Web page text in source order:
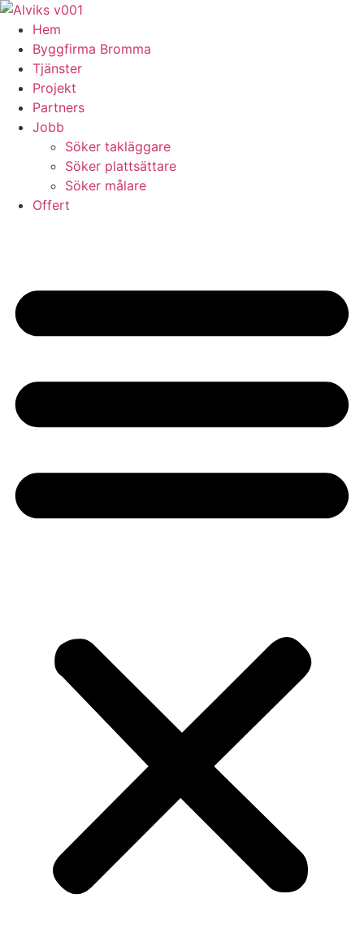
Skip
content
Hem
Byggfirma Bromma
Tjänster
Projekt
Partners
Jobb
Söker takläggare
Söker plattsättare
Söker målare
Offert